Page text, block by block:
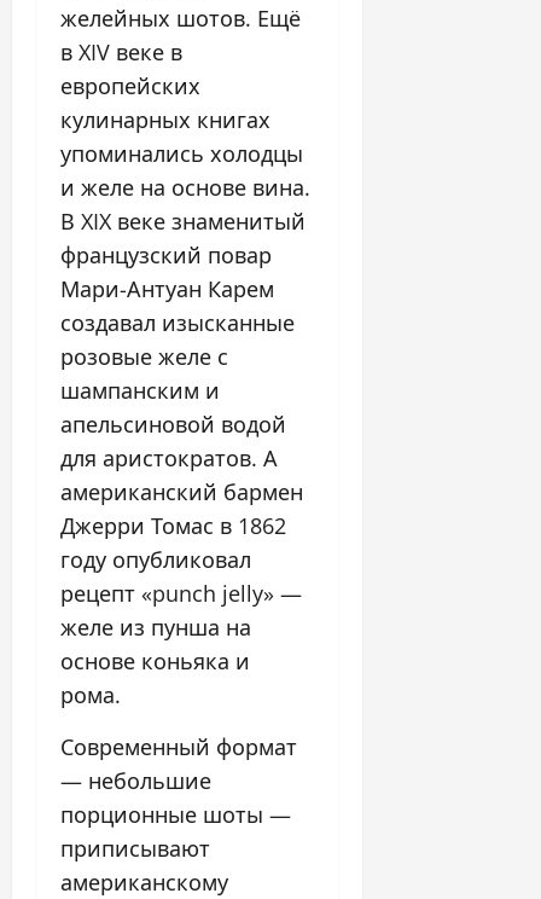
желейных шотов. Ещё
в XIV веке в
европейских
кулинарных книгах
упоминались холодцы
и желе на основе вина.
В XIX веке знаменитый
французский повар
Мари-Антуан Карем
создавал изысканные
розовые желе с
шампанским и
апельсиновой водой
для аристократов. А
американский бармен
Джерри Томас в 1862
году опубликовал
рецепт «punch jelly» —
желе из пунша на
основе коньяка и
рома.
Современный формат
— небольшие
порционные шоты —
приписывают
американскому